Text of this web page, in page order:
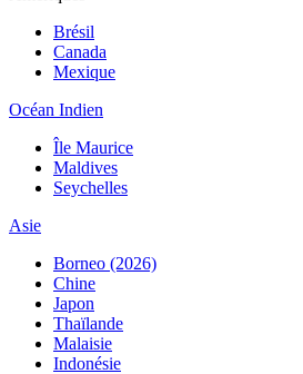
Brésil
Canada
Mexique
Océan Indien
Île Maurice
Maldives
Seychelles
Asie
Borneo (2026)
Chine
Japon
Thaïlande
Malaisie
Indonésie